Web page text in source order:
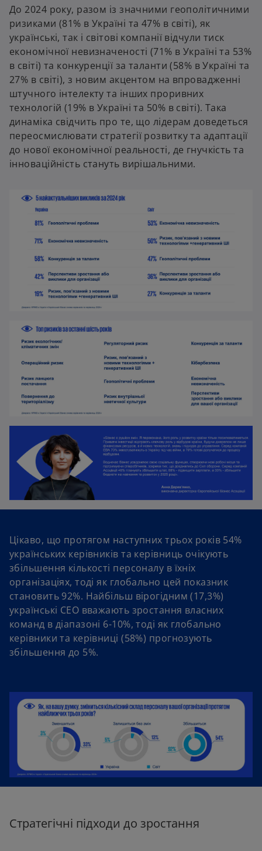
До 2024 року, разом із значними геополітичними
ризиками (81% в Україні та 47% в світі), як
українські, так і світові компанії відчули тиск
економічної невизначеності (71% в Україні та 53%
в світі) та конкуренції за таланти (58% в Україні та
27% в світі), з новим акцентом на впровадженні
штучного інтелекту та інших проривних
технологій (19% в Україні та 50% в світі). Така
динаміка свідчить про те, що лідерам доведеться
переосмислювати стратегії розвитку та адаптації
до нової економічної реальності, де гнучкість та
інноваційність стануть вирішальними.
Цікаво, що протягом наступних трьох років 54%
українських керівників та керівниць очікують
збільшення кількості персоналу в їхніх
організаціях, тоді як глобально цей показник
становить 92%. Найбільш вірогідним (17,3%)
українські СЕО вважають зростання власних
команд в діапазоні 6-10%, тоді як глобально
керівники та керівниці (58%) прогнозують
збільшення до 5%.
Стратегічні підходи до зростання